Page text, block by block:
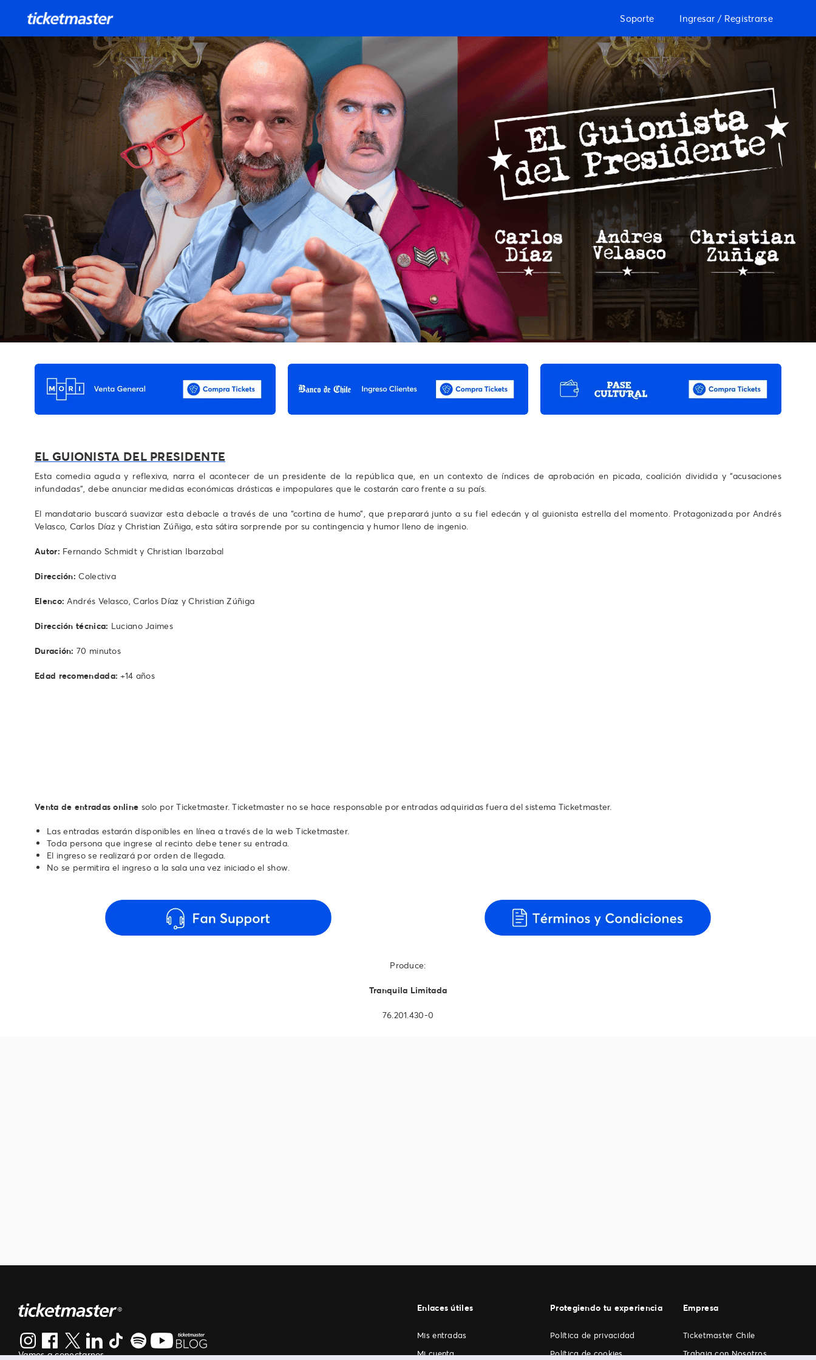
Soporte Ingresar / Registrarse
EL GUIONISTA DEL PRESIDENTE
Esta comedia aguda y reflexiva, narra el acontecer de un presidente de la república que, en un contexto de índices de aprobación en picada, coalición dividida y “acusaciones
infundadas”, debe anunciar medidas económicas drásticas e impopulares que le costarán caro frente a su país.
El mandatario buscará suavizar esta debacle a través de una “cortina de humo”, que preparará junto a su fiel edecán y al guionista estrella del momento. Protagonizada por Andrés
Velasco, Carlos Díaz y Christian Zúñiga, esta sátira sorprende por su contingencia y humor lleno de ingenio.
Autor: Fernando Schmidt y Christian Ibarzabal
Dirección: Colectiva
Elenco: Andrés Velasco, Carlos Díaz y Christian Zúñiga
Dirección técnica: Luciano Jaimes
Duración: 70 minutos
Edad recomendada: +14 años
Venta de entradas online solo por Ticketmaster. Ticketmaster no se hace responsable por entradas adquiridas fuera del sistema Ticketmaster.
Las entradas estarán disponibles en línea a través de la web Ticketmaster.
Toda persona que ingrese al recinto debe tener su entrada.
El ingreso se realizará por orden de llegada.
No se permitira el ingreso a la sala una vez iniciado el show.
Produce:
Tranquila Limitada
76.201.430-0
Vamos a conectarnos
Enlaces útiles
Mis entradas
Mi cuenta
Protegiendo tu experiencia
Política de privacidad
Política de cookies
Empresa
Ticketmaster Chile
Trabaja con Nosotros